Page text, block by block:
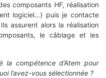
composants HF, réalisation
logiciel…) puis je contacte
assurent alors la réalisation
le câblage et les
la compétence d’Atem pour
l’avez-vous sélectionnée ?